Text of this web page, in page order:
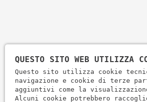
QUESTO SITO WEB UTILIZZA
Questo sito utilizza cookie
navigazione e cookie di terze
aggiuntivi come la
Alcuni cookie potrebbero